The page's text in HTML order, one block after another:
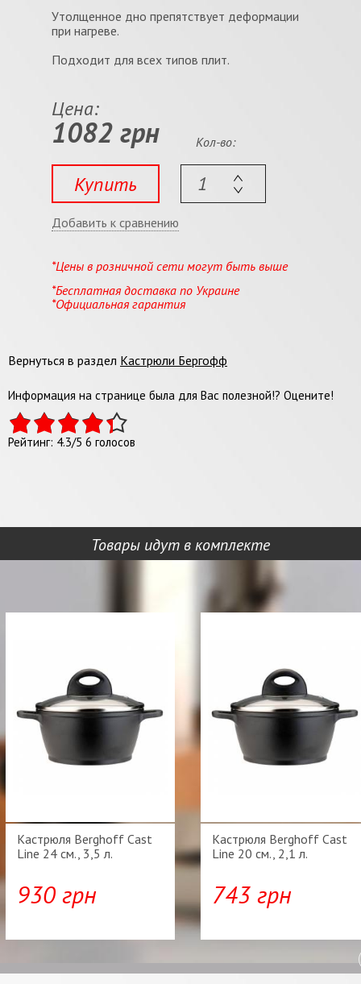
Утолщенное дно препятствует деформации
при нагреве.
Подходит для всех типов плит.
Цена:
1082 грн
Купить
Кол-во:
Добавить к сравнению
*Цены в розничной сети могут быть выше
*Бесплатная доставка по Украине
*Официальная гарантия
Вернуться в раздел Кастрюли Бергофф
Информация на странице была для Вас полезной!? Оцените!
Рейтинг: 4.3/5 6 голосов
Товары идут в комплекте
Кастрюля Berghoff Cast
Line 24 см., 3,5 л.
930 грн
Кастрюля Berghoff Cast
Line 20 см., 2,1 л.
743 грн